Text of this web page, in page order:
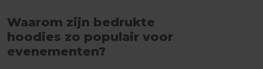
Waarom zijn bedrukte
hoodies zo populair voor
evenementen?